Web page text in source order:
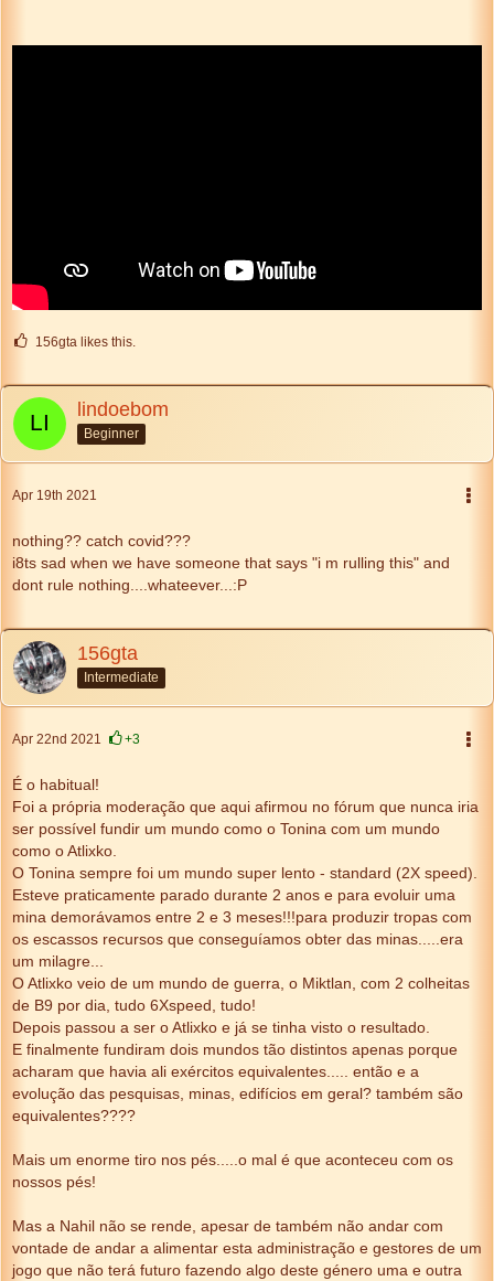
156gta likes this.
lindoebom
Beginner
Apr 19th 2021
nothing?? catch covid???
i8ts sad when we have someone that says "i m rulling this" and
dont rule nothing....whateever...:P
156gta
Intermediate
Apr 22nd 2021 +3
É o habitual!
Foi a própria moderação que aqui afirmou no fórum que nunca iria
ser possível fundir um mundo como o Tonina com um mundo
como o Atlixko.
O Tonina sempre foi um mundo super lento - standard (2X speed).
Esteve praticamente parado durante 2 anos e para evoluir uma
mina demorávamos entre 2 e 3 meses!!!para produzir tropas com
os escassos recursos que conseguíamos obter das minas.....era
um milagre...
O Atlixko veio de um mundo de guerra, o Miktlan, com 2 colheitas
de B9 por dia, tudo 6Xspeed, tudo!
Depois passou a ser o Atlixko e já se tinha visto o resultado.
E finalmente fundiram dois mundos tão distintos apenas porque
acharam que havia ali exércitos equivalentes..... então e a
evolução das pesquisas, minas, edifícios em geral? também são
equivalentes????
Mais um enorme tiro nos pés.....o mal é que aconteceu com os
nossos pés!
Mas a Nahil não se rende, apesar de também não andar com
vontade de andar a alimentar esta administração e gestores de um
jogo que não terá futuro fazendo algo deste género uma e outra